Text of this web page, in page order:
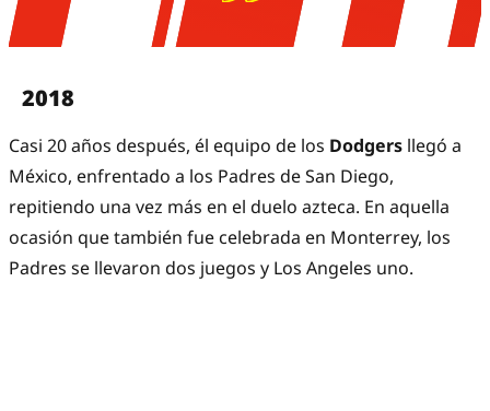
2018
Casi 20 años después, él equipo de los Dodgers llegó a
México, enfrentado a los Padres de San Diego,
repitiendo una vez más en el duelo azteca. En aquella
ocasión que también fue celebrada en Monterrey, los
Padres se llevaron dos juegos y Los Angeles uno.